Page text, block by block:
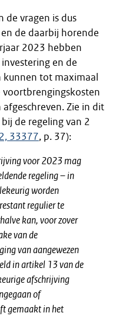
de vragen is dus
de daarbij horende
2023 hebben
en de
tot maximaal
voortbrengingskosten
Zie in dit
de regeling van 2
33377, p. 37):
voor 2023 mag
regeling – in
worden
regulier te
kan, voor zover
van de
van aangewezen
in artikel 13 van de
afschrijving
of
gemaakt in het